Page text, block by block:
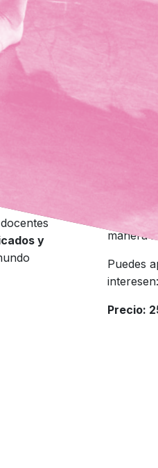
pretende
de
por
haya podido
de su propia
que tengan
y
¿A
Se
manera
Puedes
interesen:
Precio: